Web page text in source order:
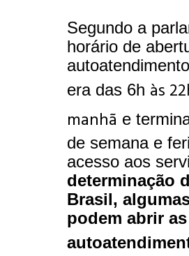
Segundo a
horário de
era das 6h às
manhã e
de semana e
acesso aos
determinação
Brasil,
podem abrir